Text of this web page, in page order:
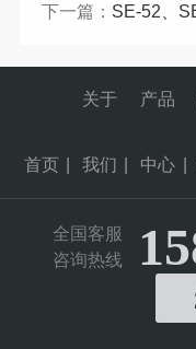
下一篇： SE-52、
首页
关于
我们
产品
中心
全国客服
咨询热线